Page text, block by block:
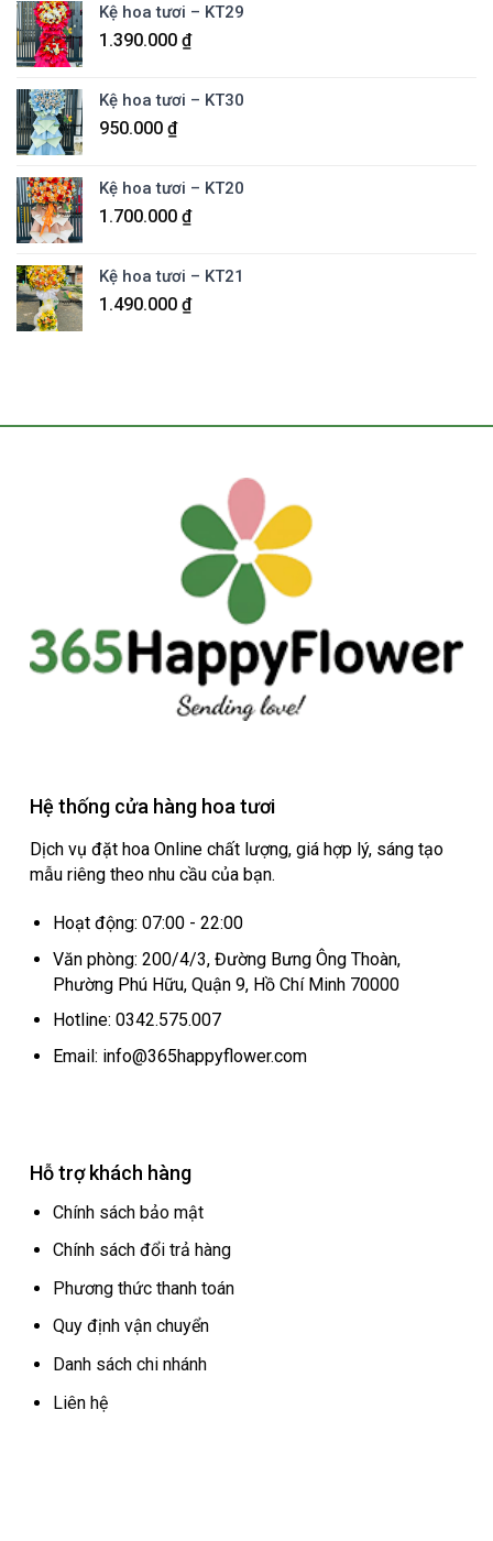
Kệ hoa tươi – KT29
1.390.000 ₫
Kệ hoa tươi – KT30
950.000 ₫
Kệ hoa tươi – KT20
1.700.000 ₫
Kệ hoa tươi – KT21
1.490.000 ₫
Hệ thống cửa hàng hoa tươi
Dịch vụ đặt hoa Online chất lượng, giá hợp lý, sáng tạo
mẫu riêng theo nhu cầu của bạn.
Hoạt động: 07:00 - 22:00
Văn phòng: 200/4/3, Đường Bưng Ông Thoàn,
Phường Phú Hữu, Quận 9, Hồ Chí Minh 70000
Hotline: 0342.575.007
Email: info@365happyflower.com
Hỗ trợ khách hàng
Chính sách bảo mật
Chính sách đổi trả hàng
Phương thức thanh toán
Quy định vận chuyển
Danh sách chi nhánh
Liên hệ